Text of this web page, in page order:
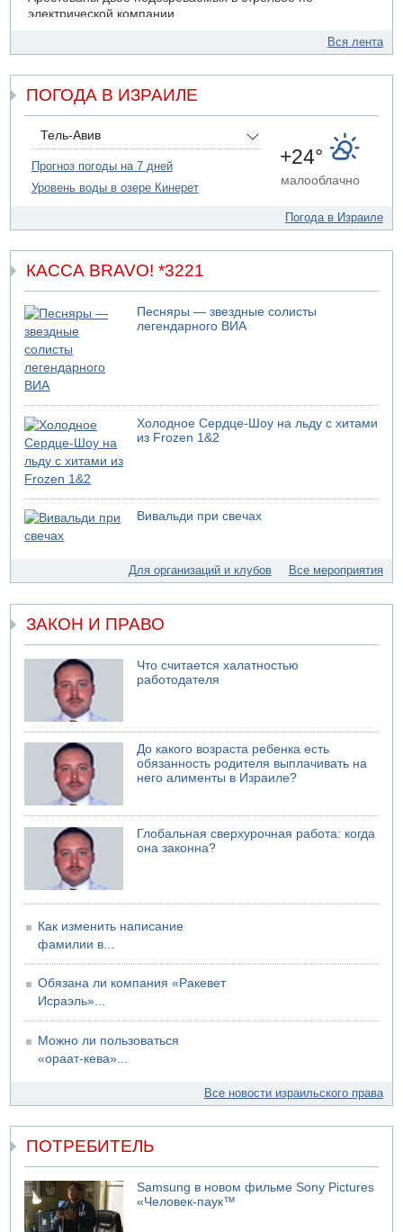
электрической компании
Возле Кирьят-Арбы пожар на местности
06.08.2026 12:06
США не будут давить на Израиль в вопросе Ливана
06.08.2026 11:41
Трое подростков ограбили сексшоп в Холоне
Взрыв в Северном Тель-Авиве
Вся лента
ПОГОДА В ИЗРАИЛЕ
Тель-Авив
Прогноз погоды на 7 дней
Уровень воды в озере Кинерет
+24°
малооблачно
Погода в Израиле
КАССА BRAVO! *3221
Песняры — звездные солисты
легендарного ВИА
Холодное Сердце-Шоу на льду с хитами
из Frozen 1&2
Вивальди при свечах
Для организаций и клубов Все мероприятия
ЗАКОН И ПРАВО
Что считается халатностью
работодателя
До какого возраста ребенка есть
обязанность родителя выплачивать на
него алименты в Израиле?
Глобальная сверхурочная работа: когда
она законна?
Как изменить написание
фамилии в...
Обязана ли компания «Ракевет
Исраэль»...
Можно ли пользоваться
«ораат-кева»...
Все новости израильского права
ПОТРЕБИТЕЛЬ
Samsung в новом фильме Sony Pictures
«Человек-паук™